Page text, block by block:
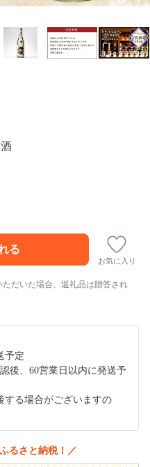
お気に入り
だいた場合、返礼品は贈答され
予定
後、60営業日以内に発送予
る場合がございますの
るさと納税！／